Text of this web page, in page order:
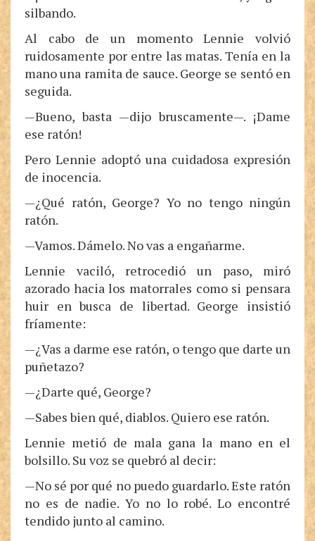
silbando.
Al cabo de un momento Lennie volvió
ruidosamente por entre las matas. Tenía en la
mano una ramita de sauce. George se sentó en
seguida.
—Bueno, basta —dijo bruscamente—. ¡Dame
ese ratón!
Pero Lennie adoptó una cuidadosa expresión
de inocencia.
—¿Qué ratón, George? Yo no tengo ningún
ratón.
—Vamos. Dámelo. No vas a engañarme.
Lennie vaciló, retrocedió un paso, miró
azorado hacia los matorrales como si pensara
huir en busca de libertad. George insistió
fríamente:
—¿Vas a darme ese ratón, o tengo que darte un
puñetazo?
—¿Darte qué, George?
—Sabes bien qué, diablos. Quiero ese ratón.
Lennie metió de mala gana la mano en el
bolsillo. Su voz se quebró al decir:
—No sé por qué no puedo guardarlo. Este ratón
no es de nadie. Yo no lo robé. Lo encontré
tendido junto al camino.